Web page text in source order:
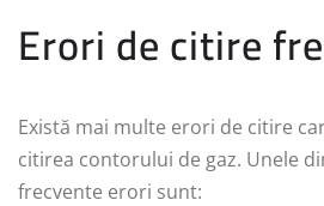
Erori de citire
Există mai multe erori de citire
citirea contorului de gaz. Unele
frecvente erori sunt: